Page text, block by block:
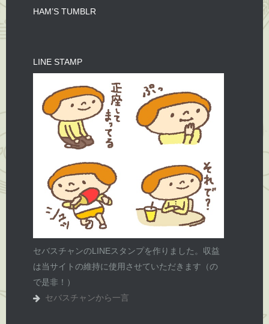
HAM’S TUMBLR
LINE STAMP
セバスチャンのLINEスタンプを作りました。収益
は当サイトの維持に使用させていただきます（の
で是非！）
セバスチャンから一言